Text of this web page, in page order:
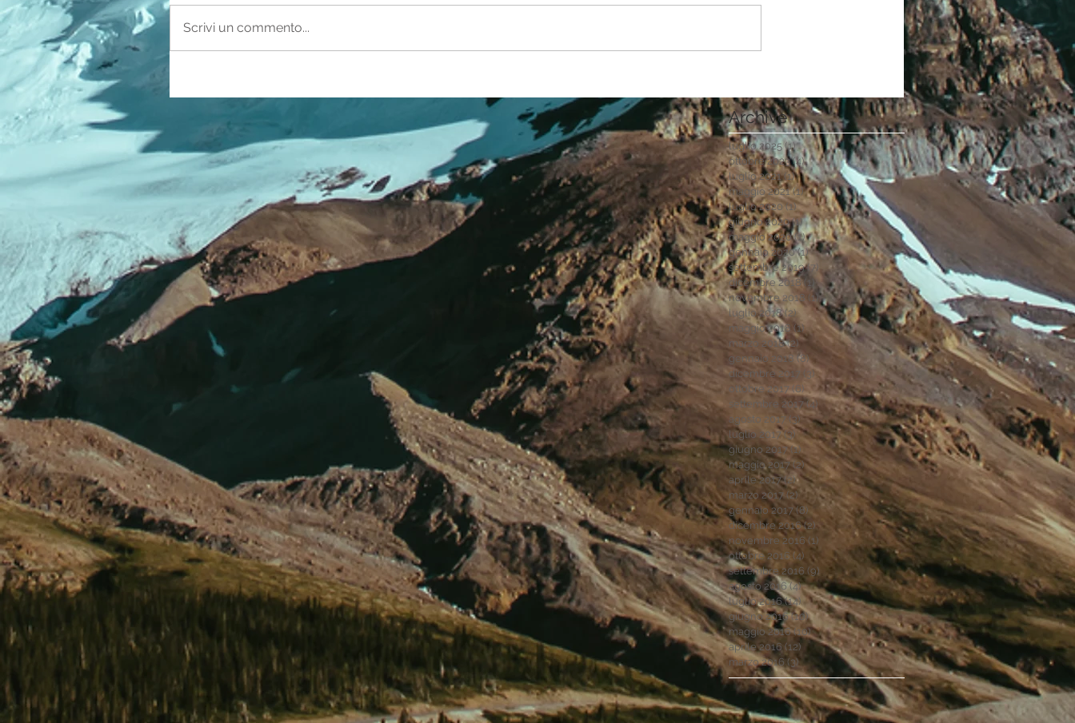
Scrivi un commento...
Archive
luglio 2025 (1)1 post
ottobre 2023 (4)4 post
luglio 2021 (1)1 post
maggio 2021 (1)1 post
luglio 2020 (1)1 post
giugno 2020 (1)1 post
maggio 2020 (1)1 post
gennaio 2020 (1)1 post
settembre 2019 (7) 7 post
dicembre 2018 (1) 1 post
novembre 2018 (1)1 post
luglio 2018 (2)2 post
maggio 2018 (1)1 post
marzo 2018 (2)2 post
gennaio 2018 (8)8 post
dicembre 2017
(3)3 post
ottobre 2017 (6) 6 post
settembre 2017 (4) 4 post
agosto 2017 (3) 3 post
luglio 2017 (3) 3 post
giugno 2017 (1) 1 post
maggio 2017 (2)2 post
aprile 2017 (2)2 post
marzo 2017 (2) 2 post
gennaio 2017 (8) 8 post
dicembre 2016 (2) 2 post
novembre 2016 (1)
ottobre 2016 (4) 4 post
settembre 2016 (9) 9 post
agosto 2016 (4)4 post
luglio 2016 (14) 14 post
giugno 2016 (10)10 post
maggio 2016 (10)10 post
aprile 2016 (12) 12 post
marzo 2016 (3)3 post